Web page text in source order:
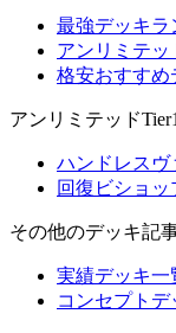
最強デッキラ
アンリミテッ
格安おすすめ
アンリミテッドTier1
ハンドレスヴ
回復ビショッ
その他のデッキ記
実績デッキ一
コンセプトデ